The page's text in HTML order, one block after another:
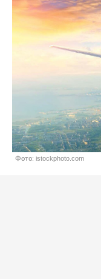
Фото: istockphoto.com